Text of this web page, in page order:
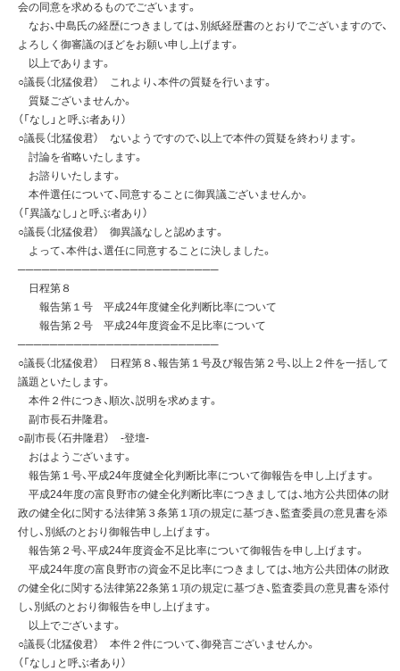
会の同意を求めるものでございます。
なお、中島氏の経歴につきましては、別紙経歴書のとおりでございますので、
よろしく御審議のほどをお願い申し上げます。
以上であります。
○議長（北猛俊君） これより、本件の質疑を行います。
質疑ございませんか。
（「なし」と呼ぶ者あり）
○議長（北猛俊君） ないようですので、以上で本件の質疑を終わります。
討論を省略いたします。
お諮りいたします。
本件選任について、同意することに御異議ございませんか。
（「異議なし」と呼ぶ者あり）
○議長（北猛俊君） 御異議なしと認めます。
よって、本件は、選任に同意することに決しました。
─────────────────────────
日程第８
報告第１号 平成24年度健全化判断比率について
報告第２号 平成24年度資金不足比率について
─────────────────────────
○議長（北猛俊君） 日程第８、報告第１号及び報告第２号、以上２件を一括して
議題といたします。
本件２件につき、順次、説明を求めます。
副市長石井隆君。
○副市長（石井隆君） -登壇-
おはようございます。
報告第１号、平成24年度健全化判断比率について御報告を申し上げます。
平成24年度の富良野市の健全化判断比率につきましては、地方公共団体の財
政の健全化に関する法律第３条第１項の規定に基づき、監査委員の意見書を添
付し、別紙のとおり御報告申し上げます。
報告第２号、平成24年度資金不足比率について御報告を申し上げます。
平成24年度の富良野市の資金不足比率につきましては、地方公共団体の財政
の健全化に関する法律第22条第１項の規定に基づき、監査委員の意見書を添付
し、別紙のとおり御報告を申し上げます。
以上でございます。
○議長（北猛俊君） 本件２件について、御発言ございませんか。
（「なし」と呼ぶ者あり）